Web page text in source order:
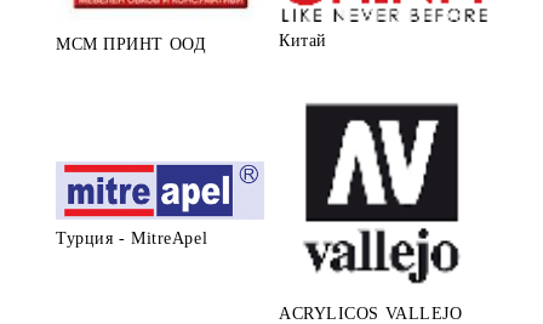
МСМ ПРИНТ ООД Китай
Турция - MitreApel
ACRYLICOS VALLEJO